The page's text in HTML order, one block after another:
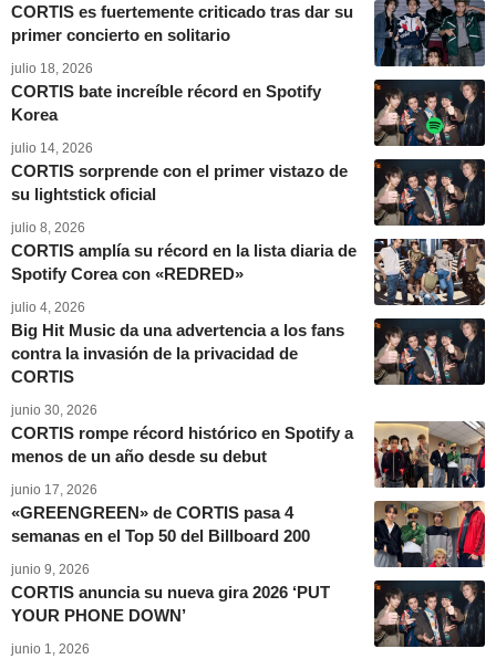
CORTIS es fuertemente criticado tras dar su
primer concierto en solitario
julio 18, 2026
CORTIS bate increíble récord en Spotify
Korea
julio 14, 2026
CORTIS sorprende con el primer vistazo de
su lightstick oficial
julio 8, 2026
CORTIS amplía su récord en la lista diaria de
Spotify Corea con «REDRED»
julio 4, 2026
Big Hit Music da una advertencia a los fans
contra la invasión de la privacidad de
CORTIS
junio 30, 2026
CORTIS rompe récord histórico en Spotify a
menos de un año desde su debut
junio 17, 2026
«GREENGREEN» de CORTIS pasa 4
semanas en el Top 50 del Billboard 200
junio 9, 2026
CORTIS anuncia su nueva gira 2026 ‘PUT
YOUR PHONE DOWN’
junio 1, 2026